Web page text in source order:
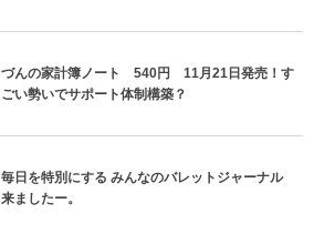
づんの家計簿ノート 540円 11月21日発売！す
ごい勢いでサポート体制構築？
毎日を特別にする みんなのバレットジャーナル
来ましたー。